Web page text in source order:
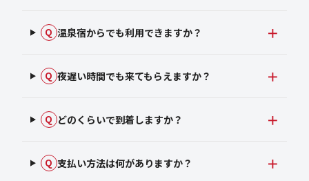
Q 温泉宿からでも利用できますか？
Q 夜遅い時間でも来てもらえますか？
Q どのくらいで到着しますか？
Q 支払い方法は何がありますか？